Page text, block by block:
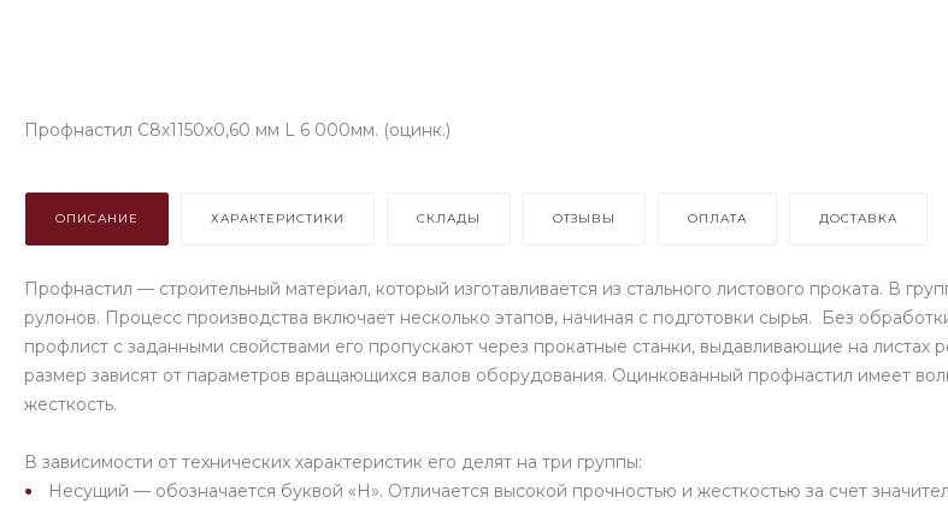
Профнастил С8х1150х0,60 мм L 6 000мм. (оцинк.)
ОПИСАНИЕ ХАРАКТЕРИСТИКИ СКЛАДЫ ОТЗЫВЫ ОПЛАТА ДОСТАВКА
Профнастил — строительный материал, который изготавливается из стального листового проката. В
рулонов. Процесс производства включает несколько этапов, начиная с подготовки сырья. Без
профлист с заданными свойствами его пропускают через прокатные станки, выдавливающие на
размер зависят от параметров вращающихся валов оборудования. Оцинкованный профнастил имеет
жесткость.
В зависимости от технических характеристик его делят на три группы:
Несущий — обозначается буквой «Н». Отличается высокой прочностью и жесткостью за счет